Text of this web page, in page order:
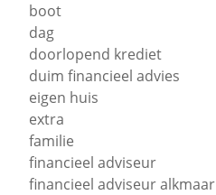
boot
dag
doorlopend krediet
duim financieel advies
eigen huis
extra
familie
financieel adviseur
financieel adviseur alkmaar